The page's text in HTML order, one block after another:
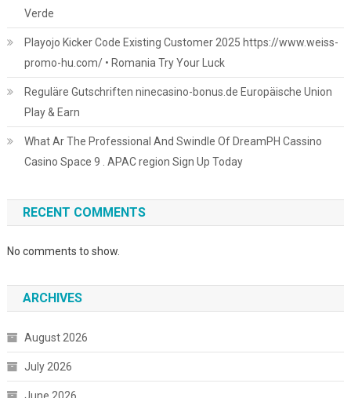
Verde
Playojo Kicker Code Existing Customer 2025 https://www.weiss-
promo-hu.com/ • Romania Try Your Luck
Reguläre Gutschriften ninecasino-bonus.de Europäische Union
Play & Earn
What Ar The Professional And Swindle Of DreamPH Cassino
Casino Space 9 . APAC region Sign Up Today
RECENT COMMENTS
No comments to show.
ARCHIVES
August 2026
July 2026